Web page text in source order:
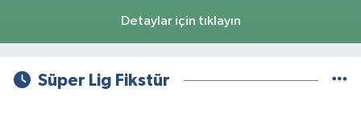
Detaylar için tıklayın
Süper Lig Fikstür